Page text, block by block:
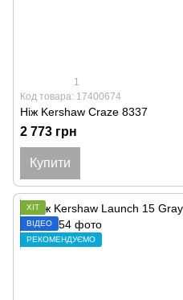
1
Код товара: 17400674
Ніж Kershaw Craze 8337
2 773 грн
Купити
ХІТ
ВІДЕО
РЕКОМЕНДУЄМО